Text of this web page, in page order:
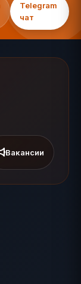
Telegram
чат
Вакансии